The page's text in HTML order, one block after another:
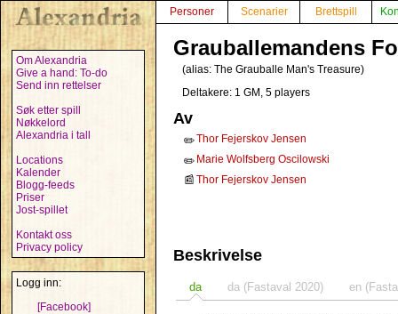
Om Alexandria
Give a hand: To-do
Send inn rettelser
Søk etter spill
Nøkkelord
Alexandria i tall
Locations
Kalender
Blogg-feeds
Priser
Jost-spillet
Kontakt oss
Privacy policy
Logg inn:
[Facebook]
Personer Scenarier Brettspill
Grauballemandens
(alias: The Grauballe Man's Treasure)
Deltakere: 1 GM, 5 players
Av
✏️Thor Fejerskov Jensen
✏️ Marie Wolfsberg Oscilowski
📰 Thor Fejerskov Jensen
Beskrivelse
da da (Fastaval 2020) en